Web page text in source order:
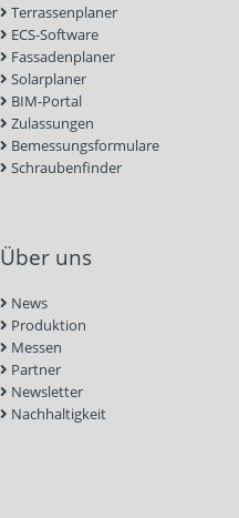
Terrassenplaner
ECS-Software
Fassadenplaner
Solarplaner
BIM-Portal
Zulassungen
Bemessungsformulare
Schraubenfinder
Über uns
News
Produktion
Messen
Partner
Newsletter
Nachhaltigkeit